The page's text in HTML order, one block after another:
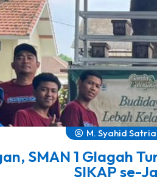
M. Syahid Satria
SMAN 1 Glagah
SIKAP se-